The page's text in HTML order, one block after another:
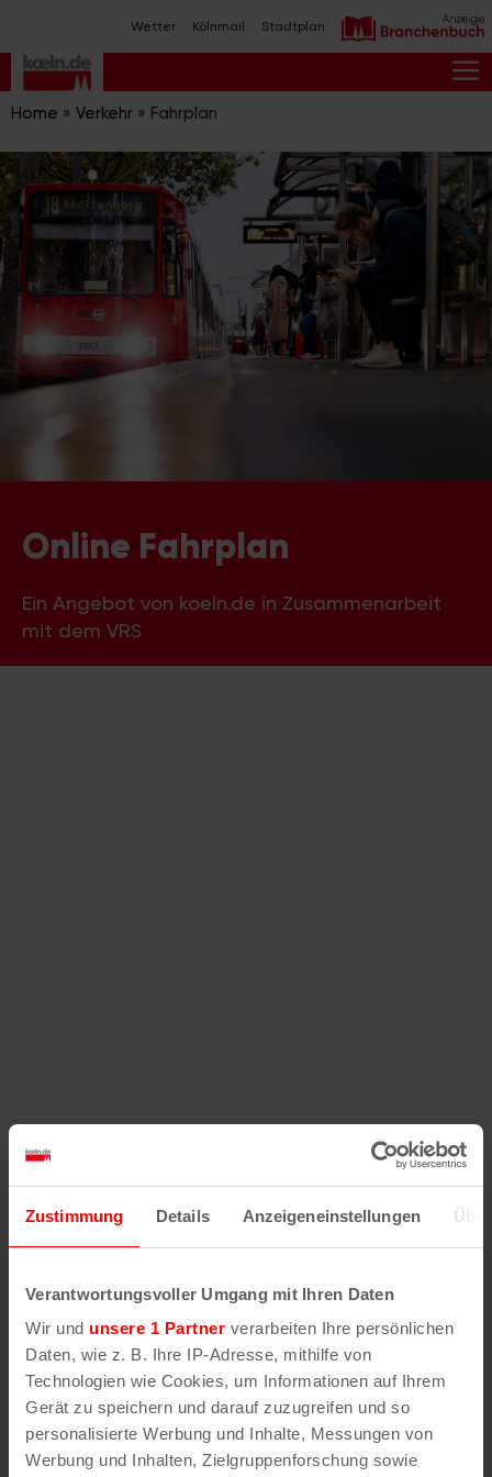
Zustimmung Details Anzeigeneinstellungen
Verantwortungsvoller Umgang mit Ihren Daten
Wir und unsere 1 Partner verarbeiten Ihre persönlichen
Daten, wie z. B. Ihre IP-Adresse, mithilfe von
Technologien wie Cookies, um Informationen auf Ihrem
Gerät zu speichern und darauf zuzugreifen und so
personalisierte Werbung und Inhalte, Messungen von
Werbung und Inhalten, Zielgruppenforschung sowie
Inhalt
springen
Wetter Kölnmail Stadtplan
Home » Verkehr » Fahrplan
Online Fahrplan
Ein Angebot von koeln.de in Zusammenarbeit
mit dem VRS